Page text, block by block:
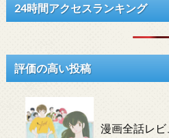
24時間アクセスランキング
評価の高い投稿
漫画全話レ